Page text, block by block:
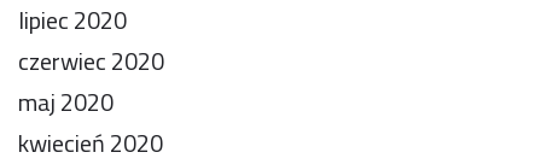
lipiec 2020
czerwiec 2020
maj 2020
kwiecień 2020